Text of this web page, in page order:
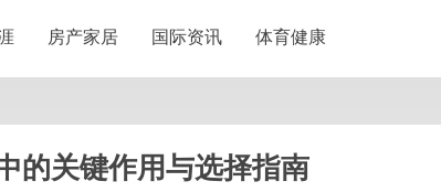
房产家居 国际资讯 体育健康
的关键作用与选择指南